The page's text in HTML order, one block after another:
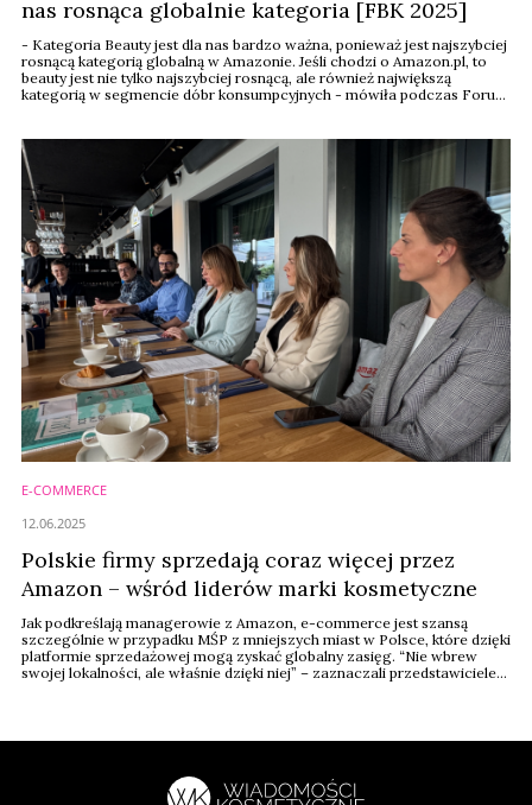
nas rosnąca globalnie kategoria [FBK 2025]
- Kategoria Beauty jest dla nas bardzo ważna, ponieważ jest najszybciej
rosnącą kategorią globalną w Amazonie. Jeśli chodzi o Amazon.pl, to
beauty jest nie tylko najszybciej rosnącą, ale również największą
kategorią w segmencie dóbr konsumpcyjnych - mówiła podczas Forum
E-COMMERCE
Polskie firmy sprzedają coraz więcej przez
Amazon – wśród liderów marki kosmetyczne
Jak podkreślają managerowie z Amazon, e-commerce jest szansą
szczególnie w przypadku MŚP z mniejszych miast w Polsce, które dzięki
platformie sprzedażowej mogą zyskać globalny zasięg. “Nie wbrew
swojej lokalności, ale właśnie dzięki niej” – zaznaczali przedstawiciele
12.06.2025